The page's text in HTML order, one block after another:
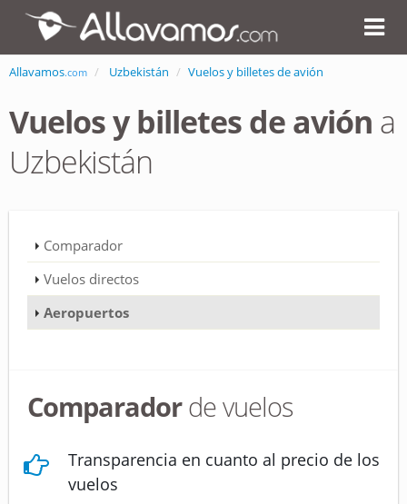
Allavamos.com Uzbekistán Vuelos y billetes de avión
Vuelos y billetes de avión a
Uzbekistán
Comparador
Vuelos directos
Aeropuertos
Comparadorde vuelos
Transparencia en cuanto al precio de los
vuelos